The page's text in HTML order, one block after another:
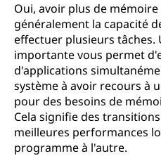
Oui, avoir plus de
généralement la capacité
effectuer plusieurs tâches.
importante vous permet
d'applications
système à avoir recours à
pour des besoins de
Cela signifie des
meilleures performances
programme à l'autre.